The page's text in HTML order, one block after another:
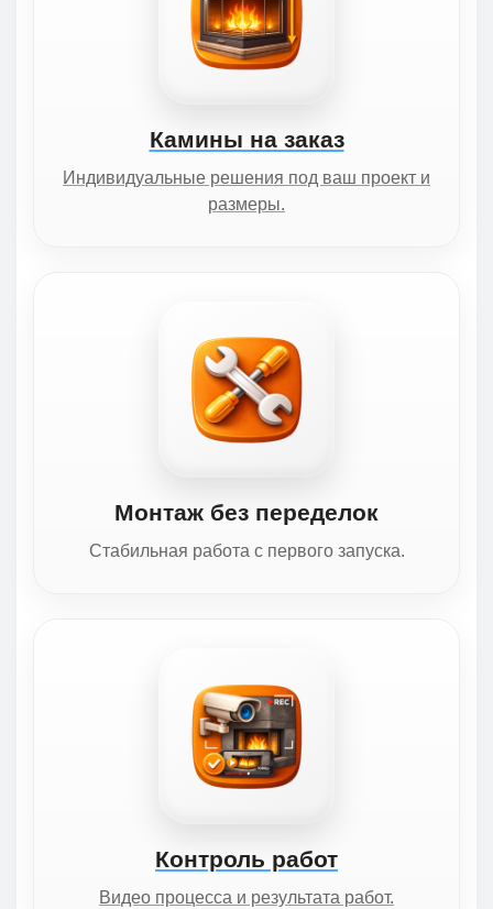
Камины на заказ
Индивидуальные решения под ваш проект и
размеры.
Монтаж без переделок
Стабильная работа с первого запуска.
Контроль работ
Видео процесса и результата работ.